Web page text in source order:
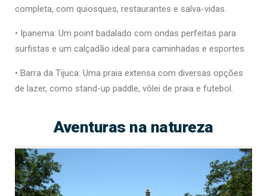
completa, com quiosques, restaurantes e salva-vidas.
• Ipanema: Um point badalado com ondas perfeitas para
surfistas e um calçadão ideal para caminhadas e esportes.
• Barra da Tijuca: Uma praia extensa com diversas opções
de lazer, como stand-up paddle, vôlei de praia e futebol.
Aventuras na natureza